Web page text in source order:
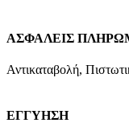
ΑΣΦΑΛΕΙΣ
Αντικαταβολή,
ΕΓΓΥΗΣΗ